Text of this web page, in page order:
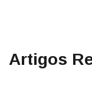
Artigos